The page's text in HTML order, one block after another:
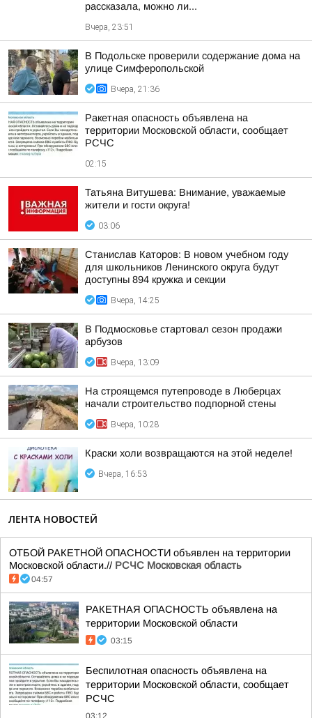
рассказала, можно ли...
Вчера, 23:51
В Подольске проверили содержание дома на
улице Симферопольской
Вчера, 21:36
Ракетная опасность объявлена на
территории Московской области, сообщает
РСЧС
02:15
Татьяна Витушева: Внимание, уважаемые
жители и гости округа!
03:06
Станислав Каторов: В новом учебном году
для школьников Ленинского округа будут
доступны 894 кружка и секции
Вчера, 14:25
В Подмосковье стартовал сезон продажи
арбузов
Вчера, 13:09
На строящемся путепроводе в Люберцах
начали строительство подпорной стены
Вчера, 10:28
Краски холи возвращаются на этой неделе!
Вчера, 16:53
ЛЕНТА НОВОСТЕЙ
ОТБОЙ РАКЕТНОЙ ОПАСНОСТИ объявлен на территории
Московской области.// РСЧС Московская область
04:57
РАКЕТНАЯ ОПАСНОСТЬ объявлена на
территории Московской области
03:15
Беспилотная опасность объявлена на
территории Московской области, сообщает
РСЧС
03:12